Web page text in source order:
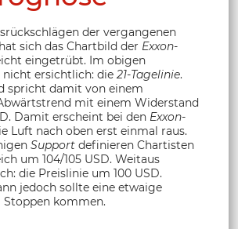
der vergangenen
sich das Chartbild der Exxon-
eingetrübt. Im obigen
ersichtlich: die 21-Tagelinie.
spricht damit von einem
mit einem Widerstand
Damit erscheint bei den Exxon-
Luft nach oben erst einmal raus.
Support definieren Chartisten
um 104/105 USD. Weitaus
die Preislinie um 100 USD.
jedoch sollte eine etwaige
kommen.